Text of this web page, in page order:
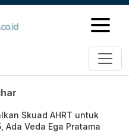
Skuad AHRT untuk
Ada Veda Ega Pratama